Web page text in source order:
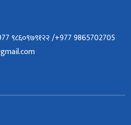
९८६०९७९१२२ /+977 9865702705